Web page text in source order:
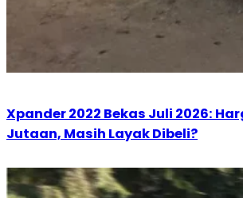
Xpander 2022 Bekas Juli 2026:
Jutaan, Masih Layak Dibeli?